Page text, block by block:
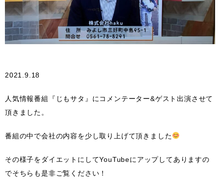
2021.9.18
人気情報番組『じもサタ』にコメンテーター&ゲスト出演させて
頂きました。
番組の中で会社の内容を少し取り上げて頂きました
その様子をダイエットにしてYouTubeにアップしてありますの
でそちらも是非ご覧ください！